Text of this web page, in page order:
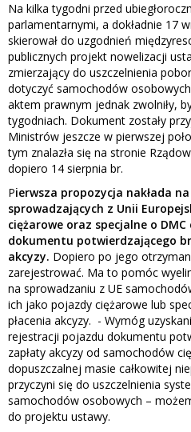
Na kilka tygodni przed
parlamentarnymi, a dokładnie 17
skierował do uzgodnień
publicznych projekt nowelizacji
zmierzający do uszczelnienia
dotyczyć samochodów
aktem prawnym jednak zwolniły,
tygodniach. Dokument zostały
Ministrów jeszcze w pierwszej
tym znalazła się na stronie
dopiero 14 sierpnia br.
Pierwsza propozycja nakłada
sprowadzających z Unii
ciężarowe oraz specjalne o
dokumentu potwierdzającego
akcyzy. Dopiero po jego
zarejestrować. Ma to pomóc
na sprowadzaniu z UE
ich jako pojazdy ciężarowe lub
płacenia akcyzy. - Wymóg
rejestracji pojazdu dokumentu
zapłaty akcyzy od samochodów
dopuszczalnej masie całkowitej
przyczyni się do uszczelnienia
samochodów osobowych –
do projektu ustawy.